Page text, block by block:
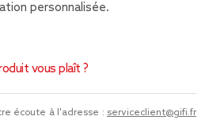
personnalisée.
vous plaît ?
écoute à l'adresse : serviceclient@gifi.fr